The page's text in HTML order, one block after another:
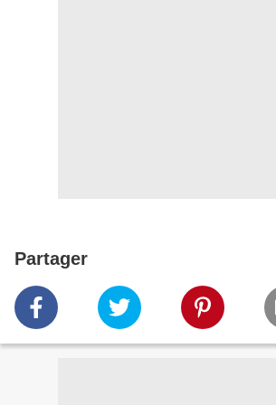
Partager